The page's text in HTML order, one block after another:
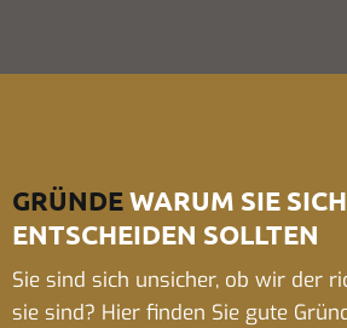
GRÜNDEWARUM SIE
ENTSCHEIDEN SOLLTEN
Sie sind sich unsicher, ob wir der
sie sind? Hier finden Sie gute